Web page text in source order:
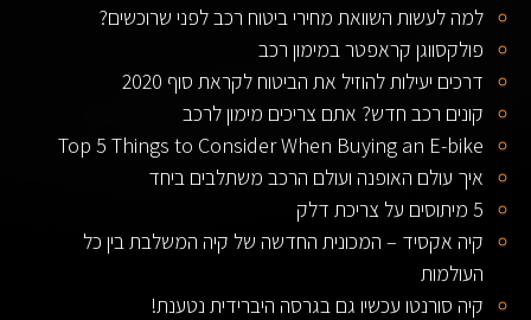
למה לעשות השוואת מחירי ביטוח רכב לפני שרוכשים?
פולקסווגן קראפטר במימון רכב
דרכים יעילות להוזיל את הביטוח לקראת סוף 2020
קונים רכב חדש? אתם צריכים מימון לרכב
Top 5 Things to Consider When Buying an E-bike
איך עולם האופנה ועולם הרכב משתלבים ביחד
5 מיתוסים על צריכת דלק
קיה אקסיד – המכונית החדשה של קיה המשלבת בין כל
העולמות
קיה סורנטו עכשיו גם בגרסה היברידית נטענת!